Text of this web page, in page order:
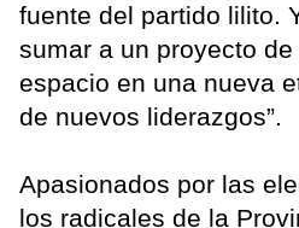
fuente del partido lilito.
sumar a un proyecto
espacio en una nueva
de nuevos liderazgos”.
Apasionados por las
los radicales de la